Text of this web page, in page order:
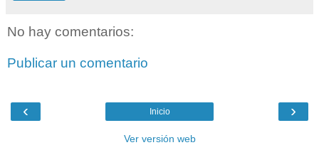
No hay comentarios:
Publicar un comentario
‹ ›
Inicio
Ver versión web